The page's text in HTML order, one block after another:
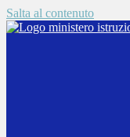
Salta al contenuto